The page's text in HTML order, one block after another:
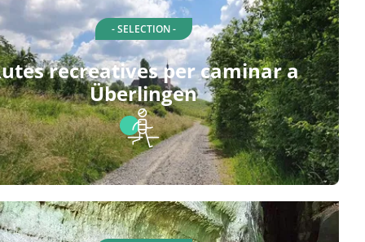
- SELECTION -
recreatives per caminar a
Überlingen